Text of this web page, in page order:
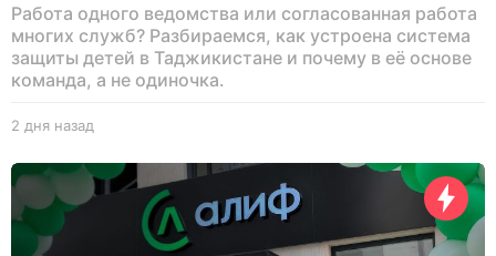
Работа одного ведомства или согласованная работа
многих служб? Разбираемся, как устроена система
защиты детей в Таджикистане и почему в её основе
команда, а не одиночка.
2 дня назад
н
я